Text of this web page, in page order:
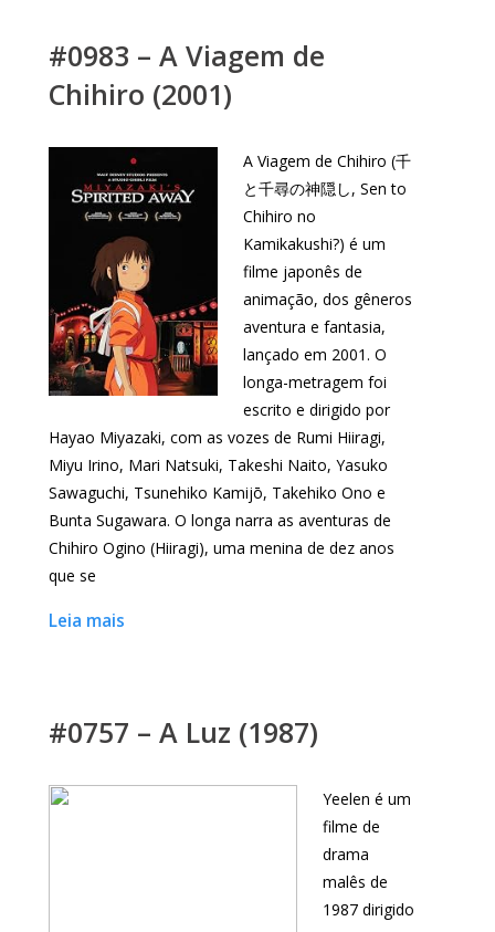
#0983 – A Viagem de
Chihiro (2001)
A Viagem de Chihiro (千
と千尋の神隠し, Sen to
Chihiro no
Kamikakushi?) é um
filme japonês de
animação, dos gêneros
aventura e fantasia,
lançado em 2001. O
longa-metragem foi
escrito e dirigido por
Hayao Miyazaki, com as vozes de Rumi Hiiragi,
Miyu Irino, Mari Natsuki, Takeshi Naito, Yasuko
Sawaguchi, Tsunehiko Kamijō, Takehiko Ono e
Bunta Sugawara. O longa narra as aventuras de
Chihiro Ogino (Hiiragi), uma menina de dez anos
que se
Leia mais
#0757 – A Luz (1987)
Yeelen é um
filme de
drama
malês de
1987 dirigido